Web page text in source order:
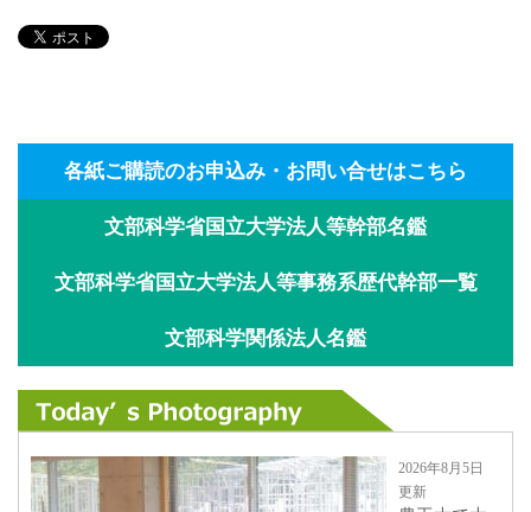
各紙ご購読のお申込み・お問い合せはこちら
文部科学省国立大学法人等幹部名鑑
文部科学省国立大学法人等事務系歴代幹部一覧
文部科学関係法人名鑑
2026年8月5日
更新